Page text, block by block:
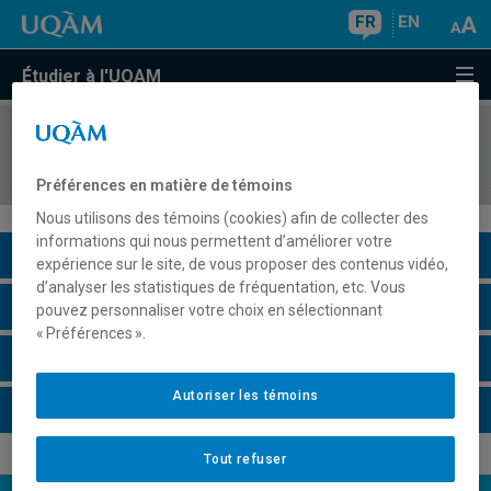
FR EN
Étudier à l'UQAM
COURS//
Description du cours
Horaire - Été 2026
Préférences en matière de témoins
Nous utilisons des témoins (cookies) afin de collecter des
informations qui nous permettent d’améliorer votre
expérience sur le site, de vous proposer des contenus vidéo,
d’analyser les statistiques de fréquentation, etc. Vous
pouvez personnaliser votre choix en sélectionnant
« Préférences ».
Tout refuser
Autoriser les témoins